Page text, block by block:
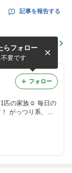
記事を報告する
すぐできる♪ 食
、フレンチトー
1匹の家族☺︎ 毎日の
がっつり系、お
らフォロー
要です
フォロー